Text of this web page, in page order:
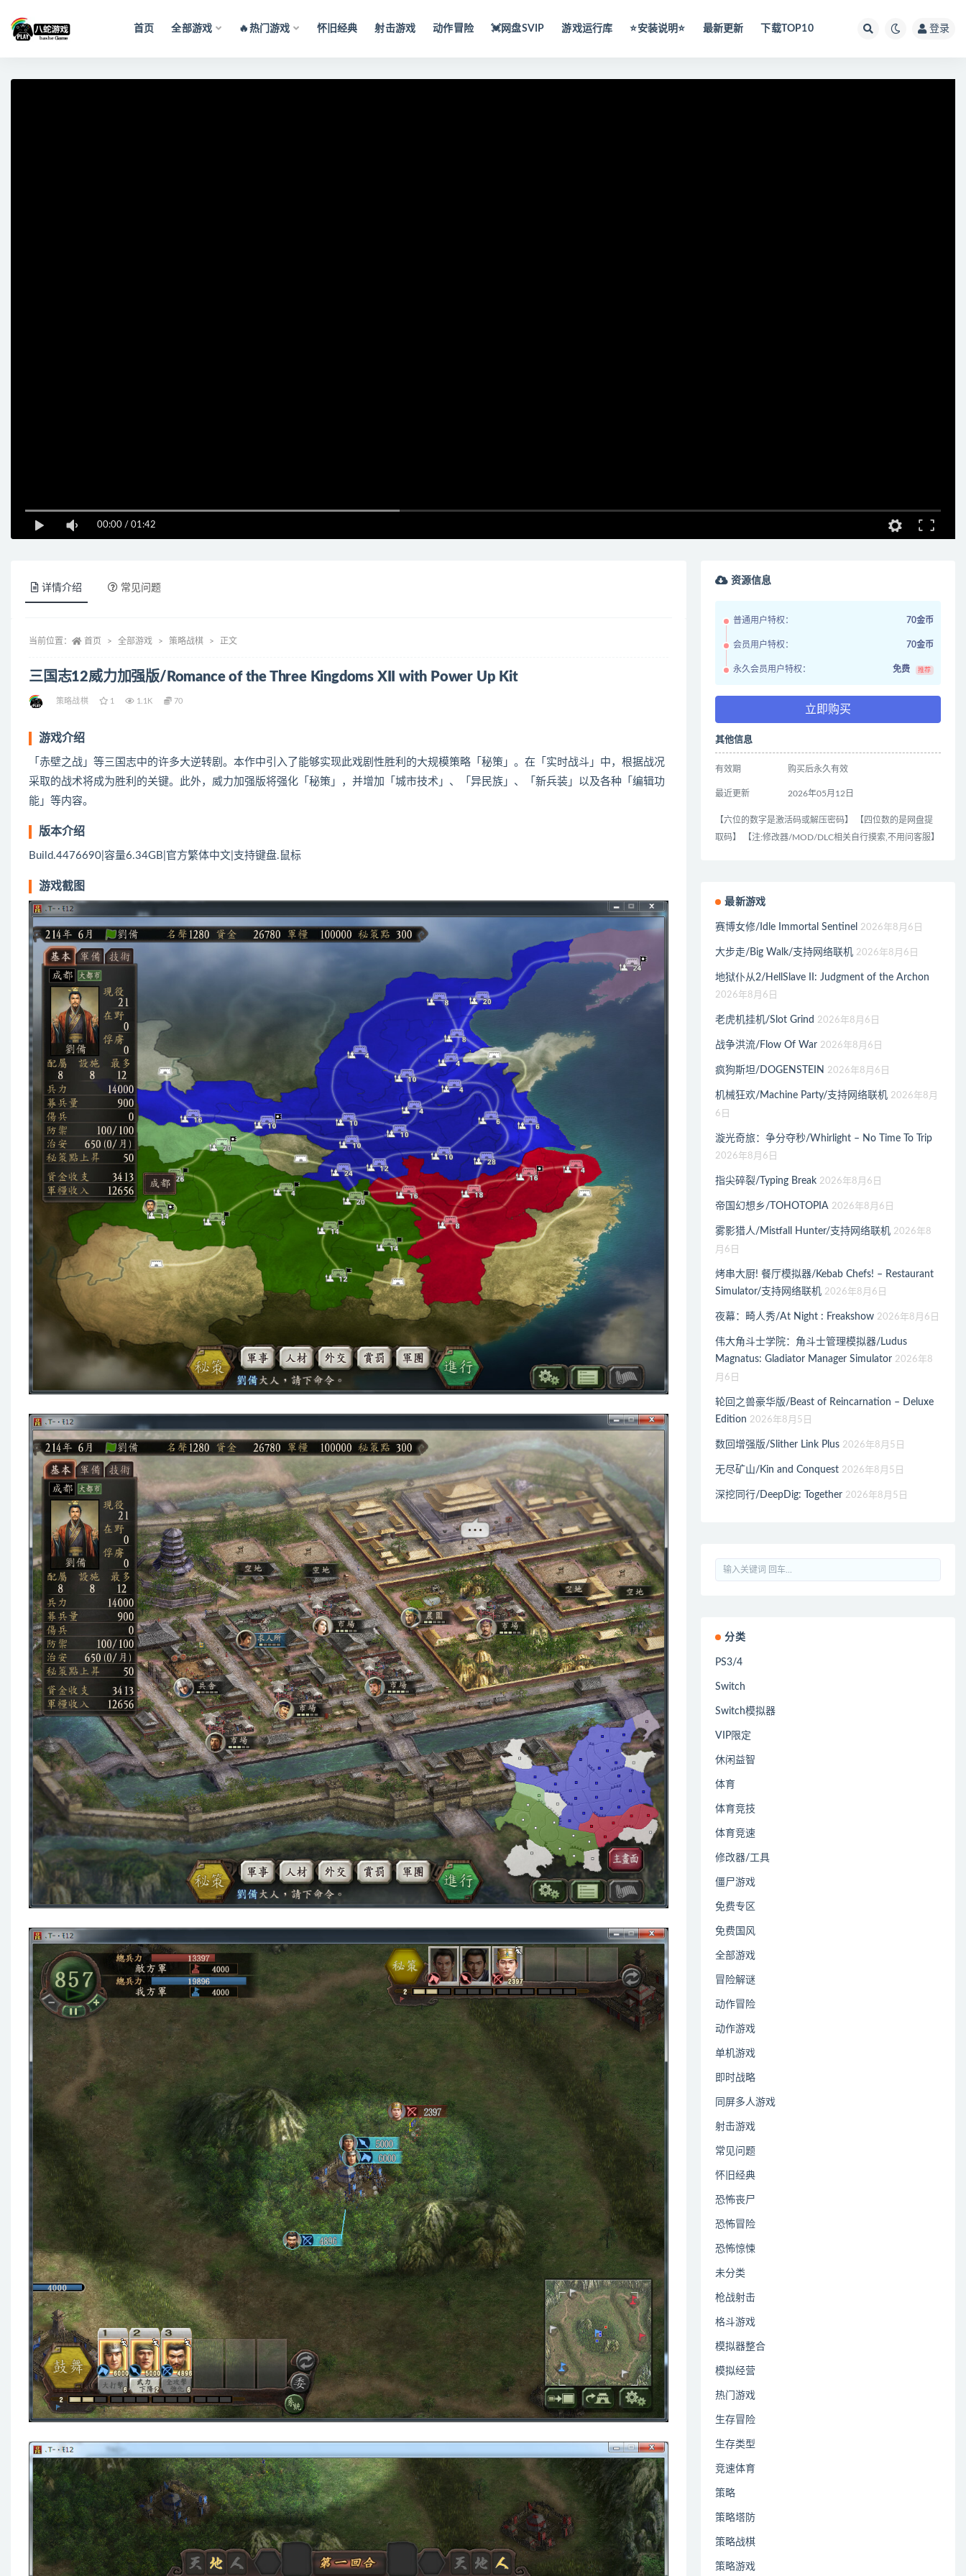
首页 全部游戏 🔥热门游戏 怀旧经典 射击游戏 动作冒险 💓网盘SVIP 游戏运行库 ⭐️安装说明⭐️ 最新更新 下载TOP10 登录
00:00 / 01:42
详情介绍 常见问题
当前位置： 首页 全部游戏 策略战棋 正文
三国志12威力加强版/Romance of the Three Kingdoms XII with Power Up Kit
策略战棋 1 1.1K 70
游戏介绍
「赤壁之战」等三国志中的许多大逆转剧。本作中引入了能够实现此戏剧性胜利的大规模策略「秘策」。在「实时战斗」中，根据战况
采取的战术将成为胜利的关键。此外，威力加强版将强化「秘策」，并增加「城市技术」、「异民族」、「新兵装」以及各种「编辑功
能」等内容。
版本介绍
Build.4476690|容量6.34GB|官方繁体中文|支持键盘.鼠标
游戏截图
资源信息
普通用户特权： 70金币
会员用户特权： 70金币
永久会员用户特权： 免费 推荐
立即购买
其他信息
有效期 购买后永久有效
最近更新 2026年05月12日
【六位的数字是激活码或解压密码】 【四位数的是网盘提
取码】 【注:修改器/MOD/DLC相关自行摸索,不用问客服】
最新游戏
赛博女修/Idle Immortal Sentinel 2026年8月6日
大步走/Big Walk/支持网络联机 2026年8月6日
地狱仆从2/HellSlave II: Judgment of the Archon
2026年8月6日
老虎机挂机/Slot Grind 2026年8月6日
战争洪流/Flow Of War 2026年8月6日
疯狗斯坦/DOGENSTEIN 2026年8月6日
机械狂欢/Machine Party/支持网络联机 2026年8月
6日
漩光奇旅：争分夺秒/Whirlight – No Time To Trip
2026年8月6日
指尖碎裂/Typing Break 2026年8月6日
帝国幻想乡/TOHOTOPIA 2026年8月6日
雾影猎人/Mistfall Hunter/支持网络联机 2026年8
月6日
烤串大厨! 餐厅模拟器/Kebab Chefs! – Restaurant
Simulator/支持网络联机 2026年8月6日
夜幕：畸人秀/At Night : Freakshow 2026年8月6日
伟大角斗士学院：角斗士管理模拟器/Ludus
Magnatus: Gladiator Manager Simulator 2026年8
月6日
轮回之兽豪华版/Beast of Reincarnation – Deluxe
Edition 2026年8月5日
数回增强版/Slither Link Plus 2026年8月5日
无尽矿山/Kin and Conquest 2026年8月5日
深挖同行/DeepDig: Together 2026年8月5日
分类
PS3/4
Switch
Switch模拟器
VIP限定
休闲益智
体育
体育竞技
体育竞速
修改器/工具
僵尸游戏
免费专区
免费国风
全部游戏
冒险解谜
动作冒险
动作游戏
单机游戏
即时战略
同屏多人游戏
射击游戏
常见问题
怀旧经典
恐怖丧尸
恐怖冒险
恐怖惊悚
未分类
枪战射击
格斗游戏
模拟器整合
模拟经营
热门游戏
生存冒险
生存类型
竞速体育
策略
策略塔防
策略战棋
策略游戏